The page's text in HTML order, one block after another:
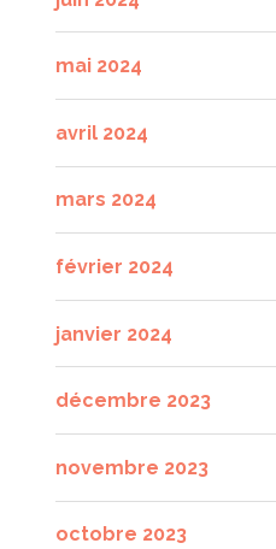
mai 2024
avril 2024
mars 2024
février 2024
janvier 2024
décembre 2023
novembre 2023
octobre 2023